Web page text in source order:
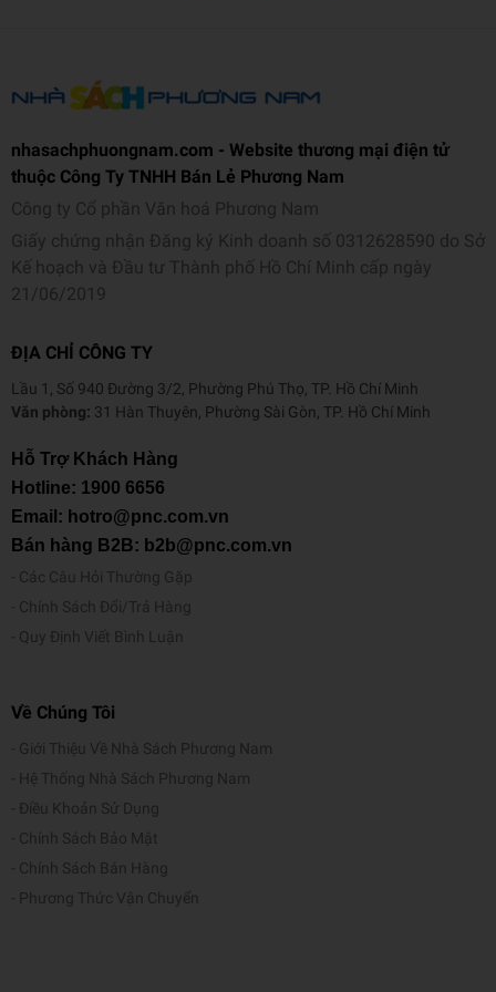
nhasachphuongnam.com - Website thương mại điện tử
thuộc Công Ty TNHH Bán Lẻ Phương Nam
Công ty Cổ phần Văn hoá Phương Nam
Giấy chứng nhận Đăng ký Kinh doanh số 0312628590 do Sở
Kế hoạch và Đầu tư Thành phố Hồ Chí Minh cấp ngày
21/06/2019
ĐỊA CHỈ CÔNG TY
Lầu 1, Số 940 Đường 3/2, Phường Phú Thọ, TP. Hồ Chí Minh
Văn phòng: 31 Hàn Thuyên, Phường Sài Gòn, TP. Hồ Chí Minh
Hỗ Trợ Khách Hàng
Hotline: 1900 6656
Email: hotro@pnc.com.vn
Bán hàng B2B: b2b@pnc.com.vn
Các Câu Hỏi Thường Gặp
Chính Sách Đổi/Trả Hàng
Quy Định Viết Bình Luận
Về Chúng Tôi
Giới Thiệu Về Nhà Sách Phương Nam
Hệ Thống Nhà Sách Phương Nam
Điều Khoản Sử Dụng
Chính Sách Bảo Mật
Chính Sách Bán Hàng
Phương Thức Vận Chuyển